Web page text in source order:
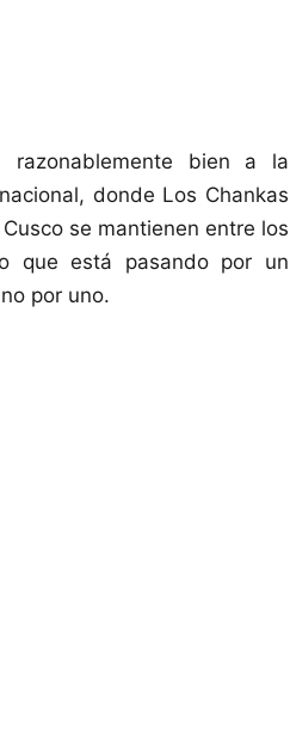
bien a la
donde Los Chankas
se mantienen entre los
que está pasando por un
por uno.